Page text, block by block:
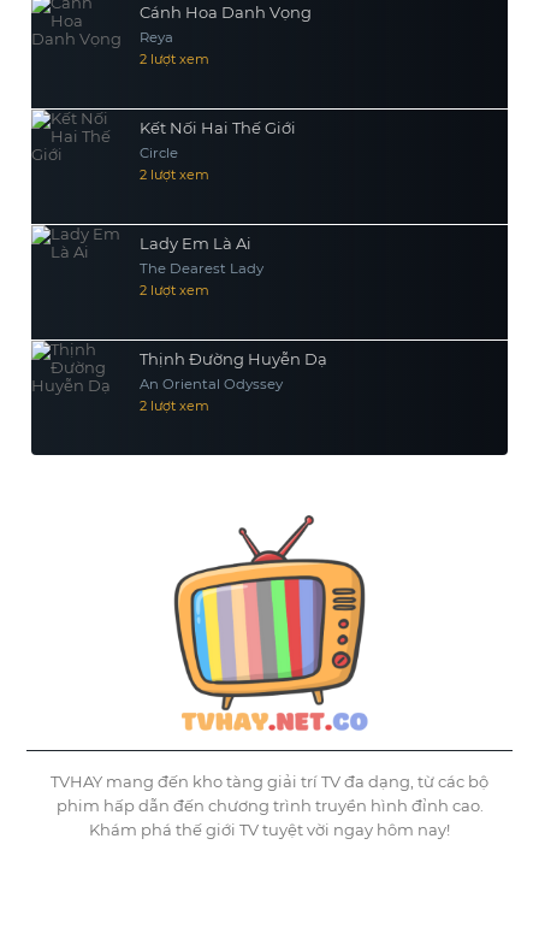
Cánh Hoa Danh Vọng
Reya
2 lượt xem
Kết Nối Hai Thế Giới
Circle
2 lượt xem
Lady Em Là Ai
The Dearest Lady
2 lượt xem
Thịnh Đường Huyễn Dạ
An Oriental Odyssey
2 lượt xem
TVHAY mang đến kho tàng giải trí TV đa dạng, từ các bộ
phim hấp dẫn đến chương trình truyền hình đỉnh cao.
Khám phá thế giới TV tuyệt vời ngay hôm nay!